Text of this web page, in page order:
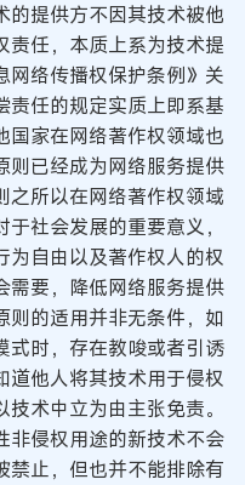
的提供方不因其技术被他
责任，本质上系为技术提
网络传播权保护条例》关
责任的规定实质上即系基
国家在网络著作权领域也
则已经成为网络服务提供
之所以在网络著作权领域
社会发展的重要意义，
为自由以及著作权人的权
需要，降低网络服务提供
则的适用并非无条件，如
式时，存在教唆或者引诱
道他人将其技术用于侵权
术中立为由主张免责。
非侵权用途的新技术不会
禁止，但也并不能排除有